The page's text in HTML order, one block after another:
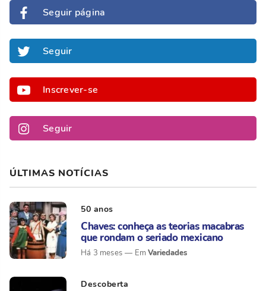
Seguir página
Seguir
Inscrever-se
Seguir
ÚLTIMAS NOTÍCIAS
50 anos
Chaves: conheça as teorias macabras
que rondam o seriado mexicano
Há 3 meses Variedades
Descoberta